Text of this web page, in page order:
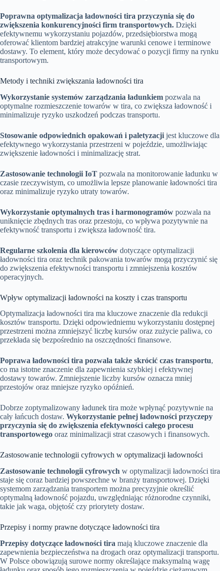
Poprawna optymalizacja ładowności tira przyczynia się do
zwiększenia konkurencyjności firm transportowych. Dzięki
efektywnemu wykorzystaniu pojazdów, przedsiębiorstwa mogą
oferować klientom bardziej atrakcyjne warunki cenowe i terminowe
dostawy. To element, który może decydować o pozycji firmy na rynku
transportowym.
Metody i techniki zwiększania ładowności tira
Wykorzystanie systemów zarządzania ładunkiem pozwala na
optymalne rozmieszczenie towarów w tira, co zwiększa ładowność i
minimalizuje ryzyko uszkodzeń podczas transportu.
Stosowanie odpowiednich opakowań i paletyzacji jest kluczowe dla
efektywnego wykorzystania przestrzeni w pojeździe, umożliwiając
zwiększenie ładowności i minimalizację strat.
Zastosowanie technologii IoT pozwala na monitorowanie ładunku w
czasie rzeczywistym, co umożliwia lepsze planowanie ładowności tira
oraz minimalizuje ryzyko utraty towarów.
Wykorzystanie optymalnych tras i harmonogramów pozwala na
uniknięcie zbędnych tras oraz przestoju, co wpływa pozytywnie na
efektywność transportu i zwiększa ładowność tira.
Regularne szkolenia dla kierowców dotyczące optymalizacji
ładowności tira oraz technik pakowania towarów mogą przyczynić się
do zwiększenia efektywności transportu i zmniejszenia kosztów
operacyjnych.
Wpływ optymalizacji ładowności na koszty i czas transportu
Optymalizacja ładowności tira ma kluczowe znaczenie dla redukcji
kosztów transportu. Dzięki odpowiedniemu wykorzystaniu dostępnej
przestrzeni można zmniejszyć liczbę kursów oraz zużycie paliwa, co
przekłada się bezpośrednio na oszczędności finansowe.
Poprawa ładowności tira pozwala także skrócić czas transportu,
co ma istotne znaczenie dla zapewnienia szybkiej i efektywnej
dostawy towarów. Zmniejszenie liczby kursów oznacza mniej
przestojów oraz mniejsze ryzyko opóźnień.
Dobrze zoptymalizowany ładunek tira może wpłynąć pozytywnie na
cały łańcuch dostaw. Wykorzystanie pełnej ładowności przyczepy
przyczynia się do zwiększenia efektywności całego procesu
transportowego oraz minimalizacji strat czasowych i finansowych.
Zastosowanie technologii cyfrowych w optymalizacji ładowności
Zastosowanie technologii cyfrowych w optymalizacji ładowności tira
staje się coraz bardziej powszechne w branży transportowej. Dzięki
systemom zarządzania transportem można precyzyjnie określić
optymalną ładowność pojazdu, uwzględniając różnorodne czynniki,
takie jak waga, objętość czy priorytety dostaw.
Przepisy i normy prawne dotyczące ładowności tira
Przepisy dotyczące ładowności tira mają kluczowe znaczenie dla
zapewnienia bezpieczeństwa na drogach oraz optymalizacji transportu.
W Polsce obowiązują surowe normy określające maksymalną wagę